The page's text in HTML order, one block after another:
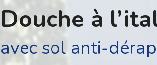
Douche à
avec sol anti-